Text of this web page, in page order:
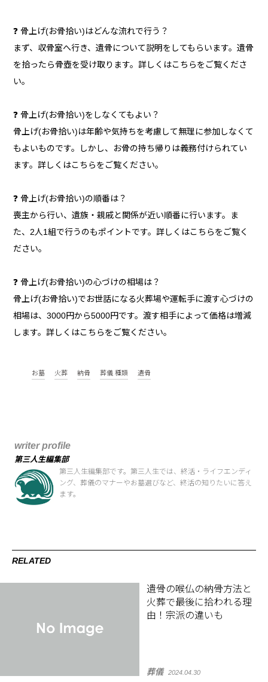
❓ 骨上げ(お骨拾い)はどんな流れで行う？
まず、収骨室へ行き、遺骨について説明をしてもらいます。遺骨
を拾ったら骨壺を受け取ります。詳しくはこちらをご覧くださ
い。
❓ 骨上げ(お骨拾い)をしなくてもよい？
骨上げ(お骨拾い)は年齢や気持ちを考慮して無理に参加しなくて
もよいものです。しかし、お骨の持ち帰りは義務付けられてい
ます。詳しくはこちらをご覧ください。
❓ 骨上げ(お骨拾い)の順番は？
喪主から行い、遺族・親戚と関係が近い順番に行います。ま
た、2人1組で行うのもポイントです。詳しくはこちらをご覧く
ださい。
❓ 骨上げ(お骨拾い)の心づけの相場は？
骨上げ(お骨拾い)でお世話になる火葬場や運転手に渡す心づけの
相場は、3000円から5000円です。渡す相手によって価格は増減
します。詳しくはこちらをご覧ください。
お墓 火葬 納骨 葬儀 種類 遺骨
writer profile
第三人生編集部
第三人生編集部です。第三人生では、終活・ライフエンディ
ング、葬儀のマナーやお墓選びなど、終活の知りたいに答え
ます。
RELATED
遺骨の喉仏の納骨方法と
火葬で最後に拾われる理
由！宗派の違いも
葬儀 2024.04.30